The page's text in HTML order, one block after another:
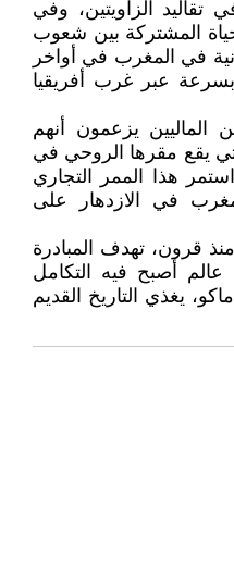
الزاويتين، وفي
المشتركة بين شعوب
في المغرب في أواخر
عبر غرب أفريقيا
الماليين يزعمون أنهم
يقع مقرها الروحي في
هذا الممر التجاري
في الازدهار على
قرون، تهدف المبادرة
عالم أصبح فيه التكامل
يغذي التاريخ القديم